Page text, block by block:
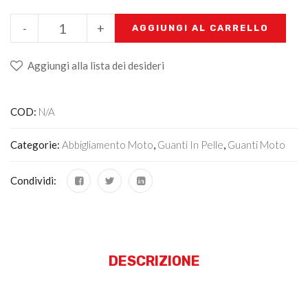
+
- AGGIUNGI AL CARRELLO
Aggiungi alla lista dei desideri
COD: N/A
Categorie: Abbigliamento Moto, Guanti In Pelle, Guanti Moto
Condividi:
DESCRIZIONE